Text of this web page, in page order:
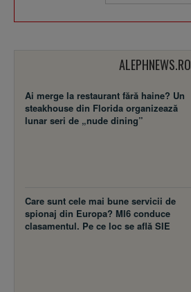
ALEPHNEWS.RO
Ai merge la restaurant fără haine? Un
steakhouse din Florida organizează
lunar seri de „nude dining”
Care sunt cele mai bune servicii de
spionaj din Europa? MI6 conduce
clasamentul. Pe ce loc se află SIE